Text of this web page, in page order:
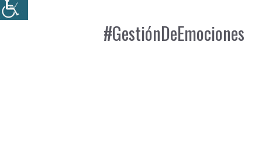
#GestiónDeEmociones